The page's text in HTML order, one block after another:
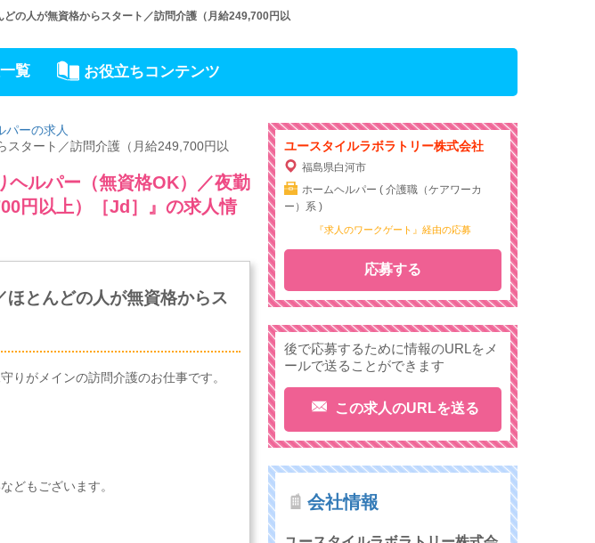
の人が無資格からスタート／訪問介護（月給249,700円以
覧 お役立ちコンテンツ
パーの求人
スタート／訪問介護（月給249,700円以
ヘルパー（無資格OK）／夜勤
円以上）［Jd］』の求人情
ほとんどの人が無資格からス
りがメインの訪問介護のお仕事です。
どもございます。
ユースタイルラボラトリー株式会社
福島県白河市
ホームヘルパー ( 介護職（ケアワーカ
ー）系 )
『求人のワークゲート』経由の応募
応募する
後で応募するために情報のURLをメ
ールで送ることができます
この求人のURLを送る
会社情報